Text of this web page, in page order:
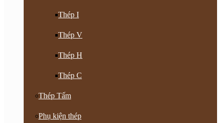
Thép I
Thép V
Thép H
Thép C
Thép Tấm
Phụ kiện thép